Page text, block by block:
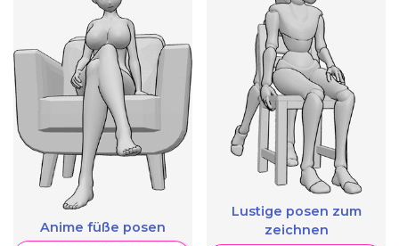
Anime füße posen
Lustige posen zum
zeichnen